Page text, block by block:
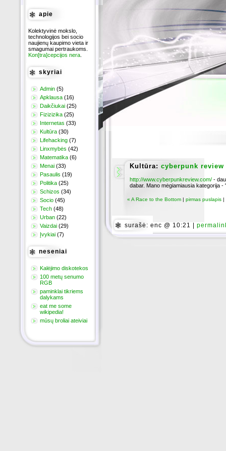
apie
Kolektyvinė mokslo,
technologijos bei socio
naujienų kaupimo vieta ir
smagumai pertraukoms.
Kon[tra]cepcijos nera
skyriai
Admin (5)
Apklausa (16)
Daikčiukai (25)
Fizizizika (25)
Internetas (33)
Kultūra (30)
Lifehacking (7)
Linxmybės (42)
Matematika (6)
Menai (33)
Pasaulis (19)
Politika (25)
Schizos (34)
Socio (45)
Tech (48)
Urban (22)
Vaizdai (29)
Įvykiai (7)
neseniai
Kalėjimo diskotekos
100 metų senumo
RGB
paminklai tikriems
dalykams
eat me some
wikipedia!
mūsų broliai ateiviai
Kultūra: cyberpunk review
http://www.cyberpunkreview.com/ -
dabar. Mano mėgiamiausia kategorija
« A Race to the Bottom | pirmas puslapis |
surašė: enc @ 10:21 |